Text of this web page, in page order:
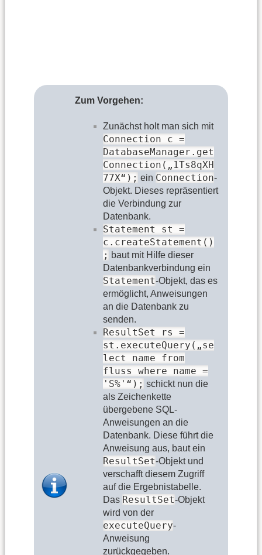
Zum Vorgehen:
Zunächst holt man sich mit
Connection c =
DatabaseManager.get
Connection(„1Ts8qXH
77X“); ein Connection-
Objekt. Dieses repräsentiert
die Verbindung zur
Datenbank.
Statement st =
c.createStatement()
; baut mit Hilfe dieser
Datenbankverbindung ein
Statement-Objekt, das es
ermöglicht, Anweisungen
an die Datenbank zu
senden.
ResultSet rs =
st.executeQuery(„se
lect name from
fluss where name =
'S%'“); schickt nun die
als Zeichenkette
übergebene SQL-
Anweisungen an die
Datenbank. Diese führt die
Anweisung aus, baut ein
ResultSet-Objekt und
verschafft diesem Zugriff
auf die Ergebnistabelle.
Das ResultSet-Objekt
wird von der
executeQuery-
Anweisung
zurückgegeben.